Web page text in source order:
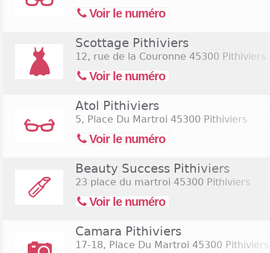
Voir le numéro
Scottage Pithiviers
12, rue de la Couronne 45300 Pithiviers
Voir le numéro
Atol Pithiviers
5, Place Du Martroi 45300 Pithiviers
Voir le numéro
Beauty Success Pithiviers
23 place du martroi 45300 Pithiviers
Voir le numéro
Camara Pithiviers
17-18, Place Du Martroi 45300 Pithiviers